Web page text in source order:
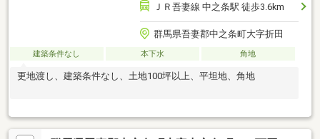
ＪＲ吾妻線 中之条駅 徒歩3.6km
群馬県吾妻郡中之条町大字折田
建築条件なし 本下水 角地
更地渡し、建築条件なし、土地100坪以上、平坦地、角地